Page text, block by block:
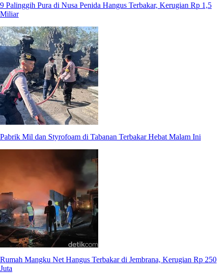
9 Palinggih Pura di Nusa Penida Hangus Terbakar, Kerugian Rp 1,5
Miliar
Pabrik Mil dan Styrofoam di Tabanan Terbakar Hebat Malam Ini
Rumah Mangku Net Hangus Terbakar di Jembrana, Kerugian Rp 250
Juta